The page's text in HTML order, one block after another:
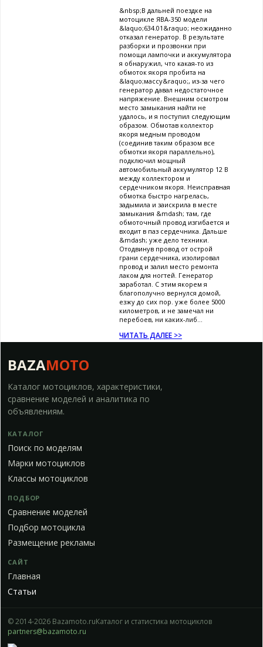
&nbsp;В дальней поездке на
мотоцикле ЯВА-350 модели
&laquo;634.01&raquo; неожиданно
отказал генератор. В результате
разборки и прозвонки при
помощи лампочки и аккумулятора
я обнаружил, что какая-то из
обмоток якоря пробита на
&laquo;массу&raquo;, из-за чего
генератор давал недостаточное
напряжение. Внешним осмотром
место замыкания найти не
удалось, и я поступил следующим
образом. Обмотав коллектор
якоря медным проводом
(соединив таким образом все
обмотки якоря параллельно),
подключил мощный
автомобильный аккумулятор 12 В
между коллектором и
сердечником якоря. Неисправная
обмотка быстро нагрелась,
задымила и заискрила в месте
замыкания &mdash; там, где
обмоточный провод изгибается и
входит в паз сердечника. Дальше
&mdash; уже дело техники.
Отодвинув провод от острой
грани сердечника, изолировал
провод и залил место ремонта
лаком для ногтей. Генератор
заработал. С этим якорем я
благополучно вернулся домой,
езжу до сих пор. уже более 5000
километров, и не замечал ни
перебоев, ни каких-либ...
ЧИТАТЬ ДАЛЕЕ >>
BAZAMOTO
Каталог мотоциклов, характеристики,
сравнение моделей и аналитика по
объявлениям.
КАТАЛОГ
Поиск по моделям
Марки мотоциклов
Классы мотоциклов
ПОДБОР
Сравнение моделей
Подбор мотоцикла
Размещение рекламы
САЙТ
Главная
Статьи
© 2014-2026 Bazamoto.ruКаталог и статистика мотоциклов
partners@bazamoto.ru